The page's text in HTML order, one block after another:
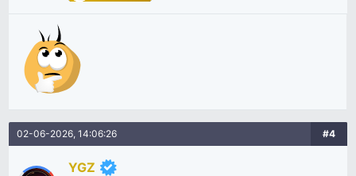
02-06-2026, 14:06:26 #4
YGZ